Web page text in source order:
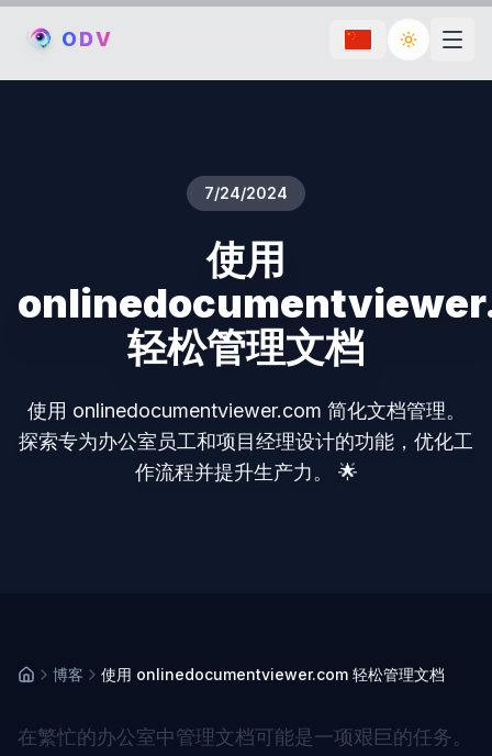
ODV Toggle
7/24/2024
使用
轻松管理文档
使用 onlinedocumentviewer.com 简化文档管理。
探索专为办公室员工和项目经理设计的功能，优化工
作流程并提升生产力。 🌟
博客 使用 onlinedocumentviewer.com 轻松管理文档
在繁忙的办公室中管理文档可能是一项艰巨的任务。